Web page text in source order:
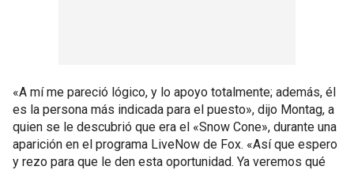
«A mí me pareció lógico, y lo apoyo totalmente; además, él
es la persona más indicada para el puesto», dijo Montag, a
quien se le descubrió que era el «Snow Cone», durante una
aparición en el programa LiveNow de Fox. «Así que espero
y rezo para que le den esta oportunidad. Ya veremos qué